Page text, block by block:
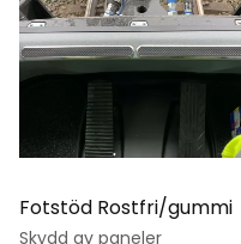
Fotstöd Rostfri/gummi
Skydd av paneler